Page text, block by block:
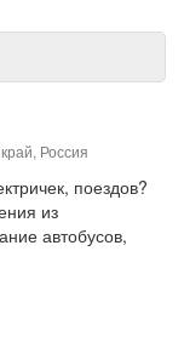
Россия
поездов?
из
автобусов,